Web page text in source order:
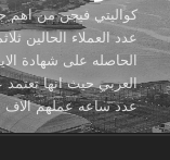
كواليتي فيجن من اهم
عدد العملاء الحالين
الحاصله على شهادة
العربي حيث انها
عدد ساعه عملهم الاف